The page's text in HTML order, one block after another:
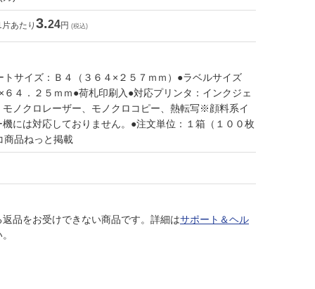
片あたり 3.24円 (税込)
トサイズ：Ｂ４（３６４×２５７ｍｍ）●ラベルサイズ
４．２５ｍｍ●荷札印刷入●対応プリンタ：インクジェ
ノクロレーザー、モノクロコピー、熱転写※顔料系イ
には対応しておりません。●注文単位：１箱（１００枚
商品ねっと掲載
品をお受けできない商品です。詳細はサポート＆ヘル